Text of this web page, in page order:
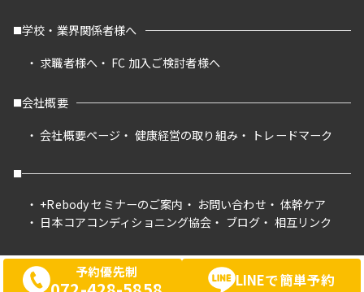
予約優先制 LINEで簡単予約
学校・業界関係者様へ
求職者様へ
FC 加入ご検討者様へ
会社概要
会社概要ページ
健康経営の取り組み トレードマーク
+Rebody セミナーのご案内 お問い合わせ
体幹ケア
日本コアコンディショニング協会
ブログ 相互リンク